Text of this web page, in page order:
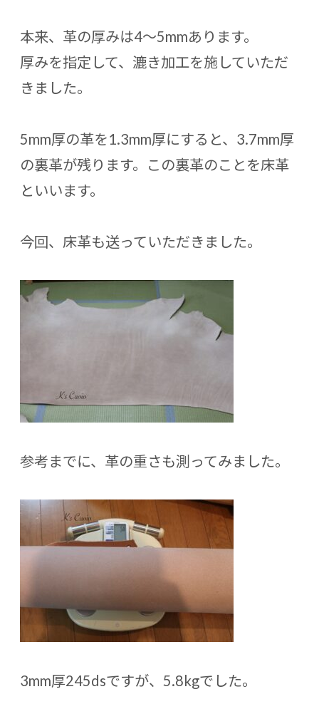
本来、革の厚みは4〜5mmあります。
厚みを指定して、漉き加工を施していただ
きました。
5mm厚の革を1.3mm厚にすると、3.7mm厚
の裏革が残ります。この裏革のことを床革
といいます。
今回、床革も送っていただきました。
参考までに、革の重さも測ってみました。
3mm厚245dsですが、5.8kgでした。